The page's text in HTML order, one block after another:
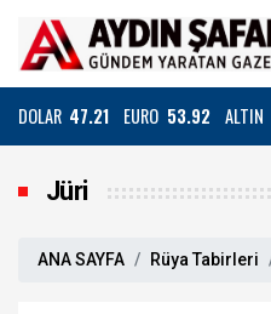
DOLAR 47.21 EURO 53.92 ALTIN
Jüri
ANA SAYFA Rüya Tabirleri